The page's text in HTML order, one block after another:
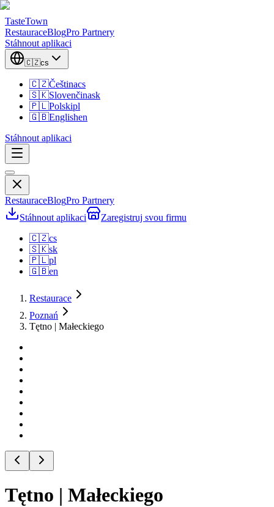
TasteTown
RestauraceBlogPro Partnery
Stáhnout aplikaci
🇨🇿cs
🇨🇿Češtinacs
🇸🇰Slovenčinask
🇵🇱Polskipl
🇬🇧Englishen
Stáhnout aplikaci
RestauraceBlogPro Partnery
Stáhnout aplikaci
Zaregistruj svou firmu
🇨🇿cs
🇸🇰sk
🇵🇱pl
🇬🇧en
Restaurace
Poznań
Tętno | Małeckiego
Tętno | Małeckiego